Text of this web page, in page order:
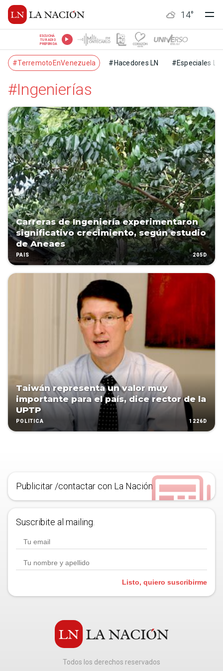
14°
ESCUCHÁ
TU RADIO
PREFERIDA
#TerremotoEnVenezuela #Hacedores LN #Especiales LN
#Ingenierías
Carreras de Ingeniería experimentaron
significativo crecimiento, según estudio
de Aneaes
PAÍS 205D
Taiwán representa un valor muy
importante para el país, dice rector de la
UPTP
POLÍTICA 1226D
Publicitar /contactar con La Nación
Suscribite al mailing.
Listo, quiero suscribirme
Todos los derechos reservados